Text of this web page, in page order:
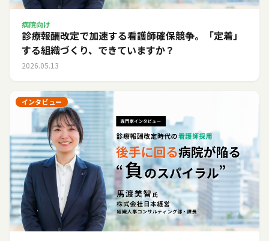
病院向け
診療報酬改定で加速する看護師確保競争。「定着」
する組織づくり、できていますか？
2026.05.13
インタビュー